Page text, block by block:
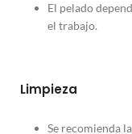
El pelado
el trabajo.
Limpieza
Se recomienda